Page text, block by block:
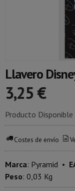
Llavero
3,25 €
Producto Disponible
Costes de envío
Marca: Pyramid •
Peso: 0,03 Kg